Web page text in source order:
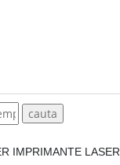
IMPRIMANTE LASER